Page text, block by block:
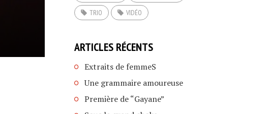
TRIO
VIDÉO
ARTICLES RÉCENTS
Extraits de femmeS
Une grammaire amoureuse
Première de “Gayane”